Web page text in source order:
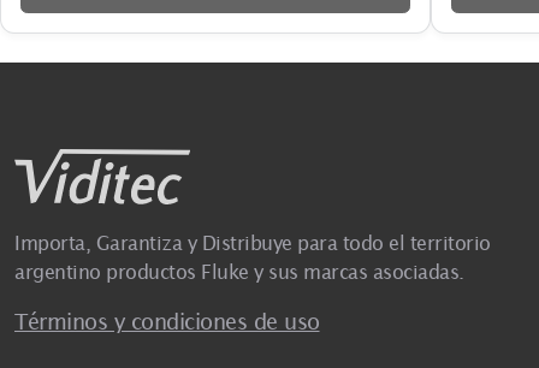
Importa, Garantiza y Distribuye para todo el territorio
argentino productos Fluke y sus marcas asociadas.
Términos y condiciones de uso